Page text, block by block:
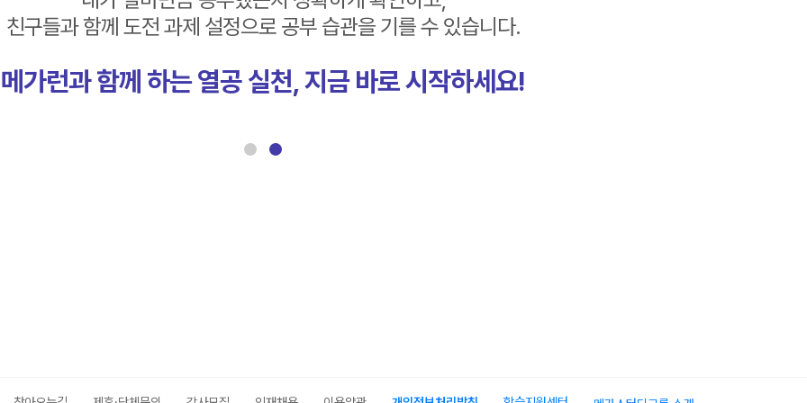
친구들과 함께 도전 과제 설정으로 공부 습관을 기를 수 있습니다.
메가런과 함께 하는 열공 실천, 지금 바로 시작하세요!